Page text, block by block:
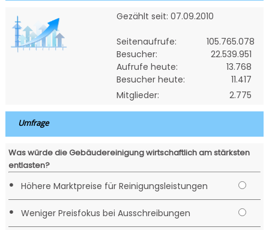
Gezählt seit: 07.09.2010
Seitenaufrufe:
105.765.078
Besucher:
22.539.951
Aufrufe heute:
13.768
Besucher heute:
11.417
Mitglieder:
2.775
Umfrage
Was würde die Gebäudereinigung wirtschaftlich am stärksten
entlasten?
• Höhere Marktpreise für Reinigungsleistungen
• Weniger Preisfokus bei Ausschreibungen